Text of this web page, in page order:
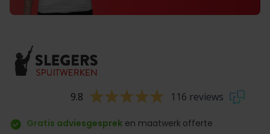
9.8 116 reviews
Gratis adviesgesprek en maatwerk offerte